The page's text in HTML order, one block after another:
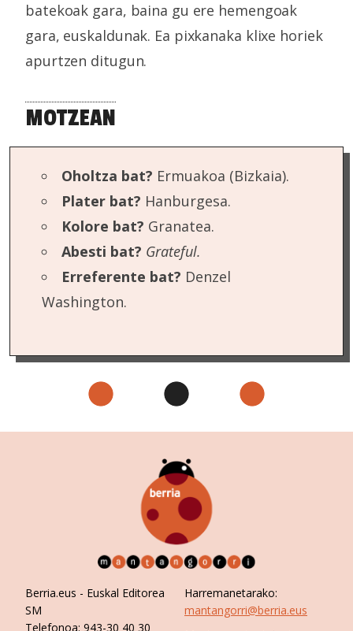
batekoak gara, baina gu ere hemengoak
gara, euskaldunak. Ea pixkanaka klixe horiek
apurtzen ditugun.
MOTZEAN
Oholtza bat? Ermuakoa (Bizkaia).
Plater bat? Hanburgesa.
Kolore bat? Granatea.
Abesti bat? Grateful.
Erreferente bat? Denzel
Washington.
Berria.eus - Euskal Editorea
SM
Telefonoa: 943-30 40 30
Harremanetarako:
mantangorri@berria.eus